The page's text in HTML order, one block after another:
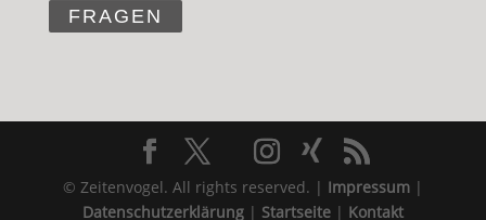
FRAGEN
© Zeitenvogel. All rights reserved. | Impressum|
Datenschutzerklärung| Startseite| Kontakt